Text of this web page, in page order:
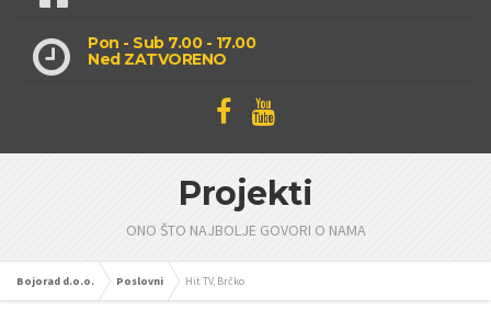
Pon - Sub 7.00 - 17.00
Ned ZATVORENO
Projekti
ONO ŠTO NAJBOLJE GOVORI O NAMA
Bojorad d.o.o. Poslovni Hit TV, Brčko